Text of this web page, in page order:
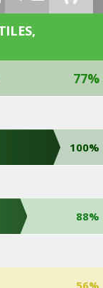
ENG
77%
100%
88%
56%